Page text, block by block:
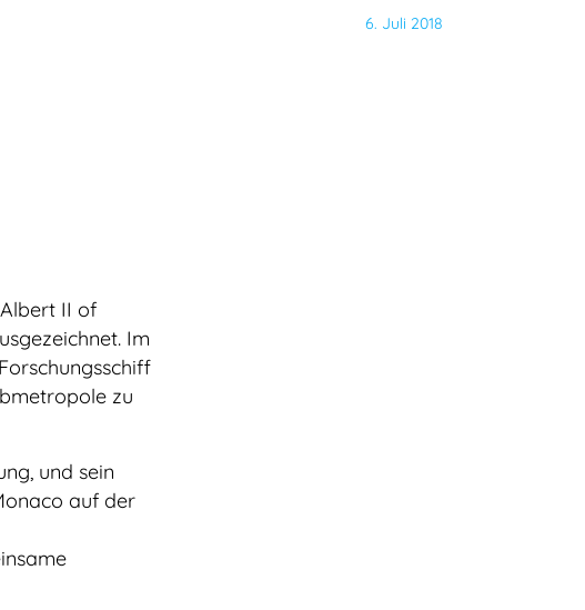
6. Juli 2018
II of
Im
zu
und sein
auf der